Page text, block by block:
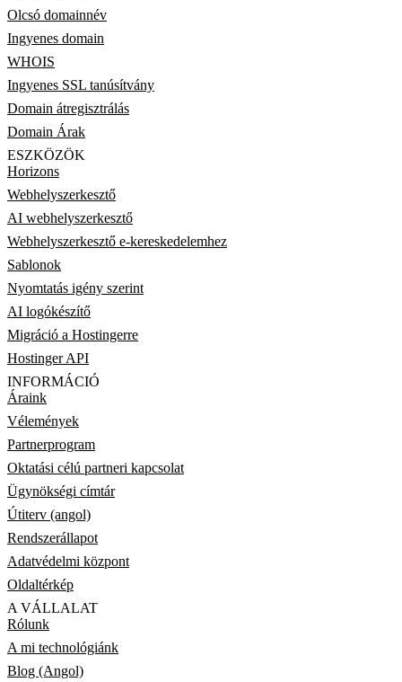
Olcsó domainnév
Ingyenes domain
WHOIS
Ingyenes SSL tanúsítvány
Domain átregisztrálás
Domain Árak
ESZKÖZÖK
Horizons
Webhelyszerkesztő
AI webhelyszerkesztő
Webhelyszerkesztő e-kereskedelemhez
Sablonok
Nyomtatás igény szerint
AI logókészítő
Migráció a Hostingerre
Hostinger API
INFORMÁCIÓ
Áraink
Vélemények
Partnerprogram
Oktatási célú partneri kapcsolat
Ügynökségi címtár
Útiterv (angol)
Rendszerállapot
Adatvédelmi központ
Oldaltérkép
A VÁLLALAT
Rólunk
A mi technológiánk
Blog (Angol)